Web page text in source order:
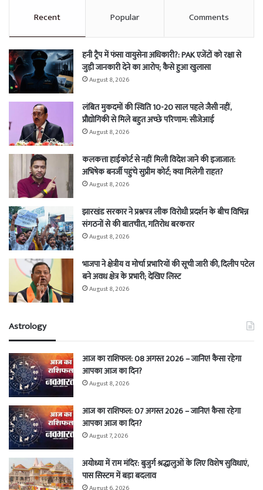
Recent Popular Comments
हनी ट्रैप में फंसा वायुसेना अधिकारी?: PAK एजेंटों को रक्षा से
जुड़ी जानकारी देने का आरोप; कैसे हुआ खुलासा
August 8, 2026
लंबित मुकदमों की स्थिति 10-20 साल पहले जैसी नहीं,
प्रौद्योगिकी से मिले बहुत अच्छे परिणाम: सीजेआई
August 8, 2026
कलकत्ता हाईकोर्ट से नहीं मिली विदेश जाने की इजाजात:
अभिषेक बनर्जी पहुंचे सुप्रीम कोर्ट; क्या मिलेगी राहत?
August 8, 2026
झारखंड सरकार ने प्रश्नपत्र लीक विरोधी प्रदर्शन के बीच विभिन्न
संगठनों से की बातचीत, गतिरोध बरकरार
August 8, 2026
भाजपा ने क्षेत्रीय व मोर्चा प्रभारियों की सूची जारी की, दिलीप पटेल
बने अवध क्षेत्र के प्रभारी; देखिए लिस्ट
August 8, 2026
Astrology
आज का राशिफल: 08 अगस्त 2026 – जानिए! कैसा रहेगा
आपका आज का दिन?
August 8, 2026
आज का राशिफल: 07 अगस्त 2026 – जानिए! कैसा रहेगा
आपका आज का दिन?
August 7, 2026
अयोध्या में राम मंदिर: बुजुर्ग श्रद्धालुओं के लिए विशेष सुविधाएं,
पास सिस्टम में बड़ा बदलाव